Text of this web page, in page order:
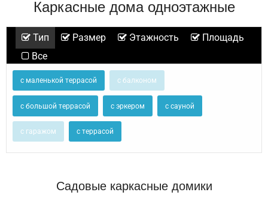
Каркасные дома одноэтажные
Тип Размер Этажность
Площадь
Все
с маленькой террасой с балконом
с большой террасой с эркером с сауной
с гаражом с террасой
Садовые каркасные домики